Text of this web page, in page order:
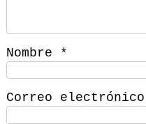
Nombre *
Correo electrónico